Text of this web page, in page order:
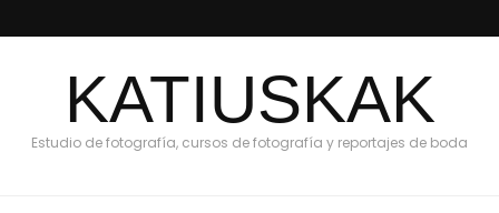
KATIUSKAK
Estudio de fotografía, cursos de fotografía y reportajes de boda